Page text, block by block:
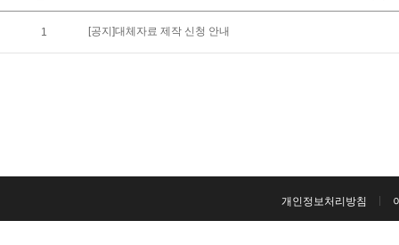
1 [공지]대체자료 제작 신청 안내
개인정보처리방침